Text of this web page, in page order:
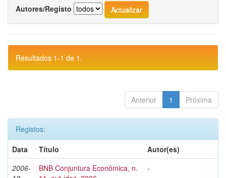
Autores/Registo
Resultados 1-1 de 1.
Anterior 1 Próxima
Registos:
Data
Título
Autor(es)
2006-
BNB Conjuntura Econômica, n.
-